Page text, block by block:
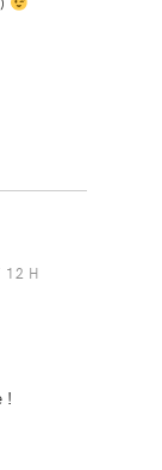
12 H
!